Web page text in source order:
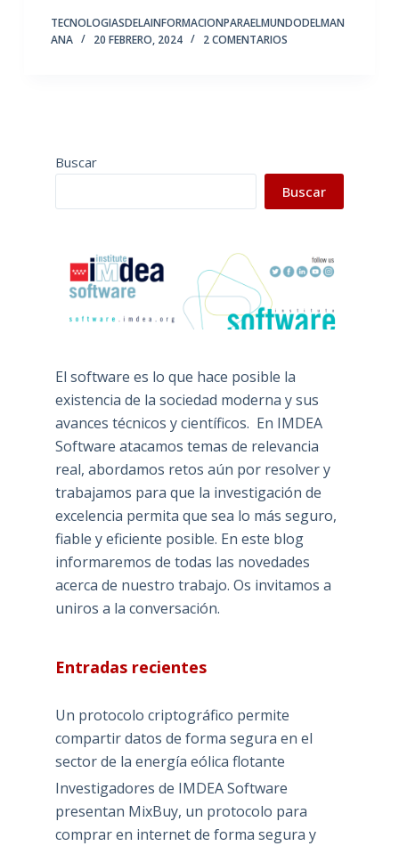
TECNOLOGIASDELAINFORMACIONPARAELMUNDODELMAN
ANA
20 FEBRERO, 2024 2 COMENTARIOS
Buscar
Buscar
El software es lo que hace posible la
existencia de la sociedad moderna y sus
avances técnicos y científicos. En IMDEA
Software atacamos temas de relevancia
real, abordamos retos aún por resolver y
trabajamos para que la investigación de
excelencia permita que sea lo más seguro,
fiable y eficiente posible. En este blog
informaremos de todas las novedades
acerca de nuestro trabajo. Os invitamos a
uniros a la conversación.
Entradas recientes
Un protocolo criptográfico permite
compartir datos de forma segura en el
sector de la energía eólica flotante
Investigadores de IMDEA Software
presentan MixBuy, un protocolo para
comprar en internet de forma segura y